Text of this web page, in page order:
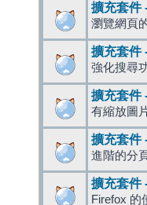
擴充套件
瀏覽網頁
擴充套件
強化搜尋
擴充套件
有縮放圖
擴充套件
進階的分
擴充套件
Firefox 的